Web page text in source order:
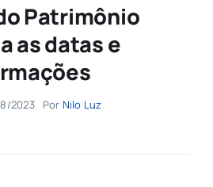
Patrimônio
as datas e
2023 Por Nilo Luz